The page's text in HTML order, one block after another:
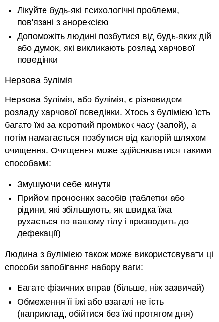
Лікуйте будь-які психологічні проблеми,
пов'язані з анорексією
Допоможіть людині позбутися від будь-яких дій
або думок, які викликають розлад харчової
поведінки
Нервова булімія
Нервова булімія, або булімія, є різновидом
розладу харчової поведінки. Хтось з булімією їсть
багато їжі за короткий проміжок часу (запой), а
потім намагається позбутися від калорій шляхом
очищення. Очищення може здійснюватися такими
способами:
Змушуючи себе кинути
Прийом проносних засобів (таблетки або
рідини, які збільшують, як швидка їжа
рухається по вашому тілу і призводить до
дефекації)
Людина з булімією також може використовувати ці
способи запобігання набору ваги:
Багато фізичних вправ (більше, ніж зазвичай)
Обмеження її їжі або взагалі не їсть
(наприклад, обійтися без їжі протягом дня)